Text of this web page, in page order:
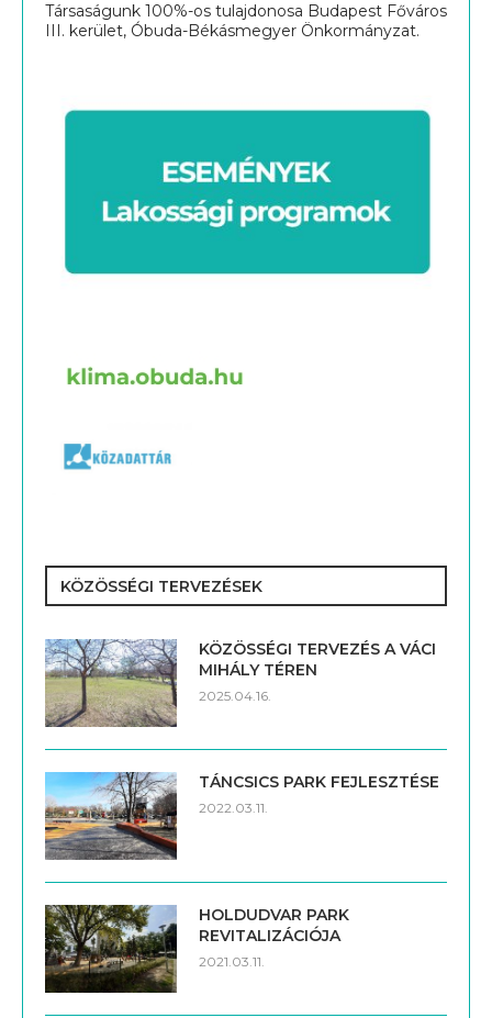
Társaságunk 100%-os tulajdonosa Budapest Főváros
III. kerület, Óbuda-Békásmegyer Önkormányzat.
KÖZÖSSÉGI TERVEZÉSEK
KÖZÖSSÉGI TERVEZÉS A VÁCI
MIHÁLY TÉREN
2025.04.16.
TÁNCSICS PARK FEJLESZTÉSE
2022.03.11.
HOLDUDVAR PARK
REVITALIZÁCIÓJA
2021.03.11.